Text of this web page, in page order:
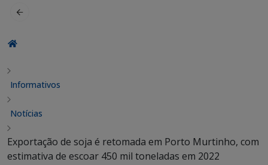
Informativos
Notícias
Exportação de soja é retomada em Porto Murtinho, com
estimativa de escoar 450 mil toneladas em 2022